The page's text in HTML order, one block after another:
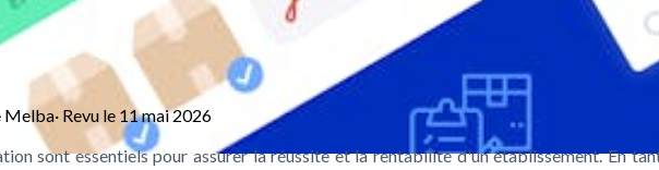
Melba· Revu le 11 mai 2026
sont essentiels pour assurer la réussite et la rentabilité d'un établissement. En